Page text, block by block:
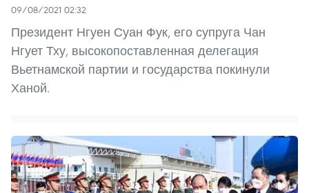
09/08/2021 02:32
Президент Нгуен Суан Фук, его супруга Чан
Нгует Тху, высокопоставленная делегация
Вьетнамской партии и государства покинули
Ханой.